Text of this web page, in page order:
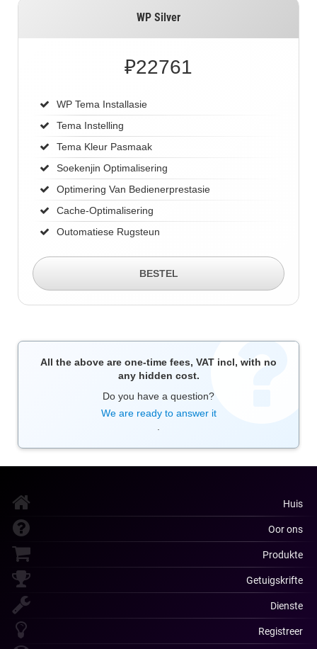
WP Silver
₽22761
WP Tema Installasie
Tema Instelling
Tema Kleur Pasmaak
Soekenjin Optimalisering
Optimering Van Bedienerprestasie
Cache-Optimalisering
Outomatiese Rugsteun
BESTEL
All the above are one-time fees, VAT incl, with no
any hidden cost.
Do you have a question?
We are ready to answer it
Huis
Oor ons
Produkte
Getuigskrifte
Dienste
Registreer